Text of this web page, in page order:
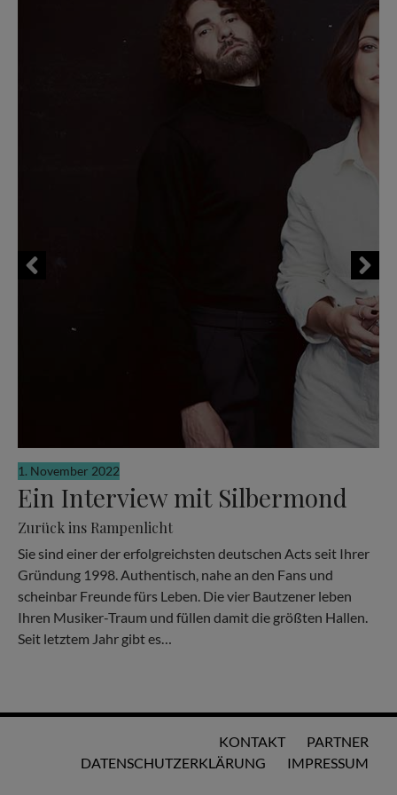
1. November 2022
Ein Interview mit Silbermond
Zurück ins Rampenlicht
Sie sind einer der erfolgreichsten deutschen Acts seit Ihrer
Gründung 1998. Authentisch, nahe an den Fans und
scheinbar Freunde fürs Leben. Die vier Bautzener leben
Ihren Musiker-Traum und füllen damit die größten Hallen.
Seit letztem Jahr gibt es…
KONTAKT
PARTNER
DATENSCHUTZERKLÄRUNG
IMPRESSUM